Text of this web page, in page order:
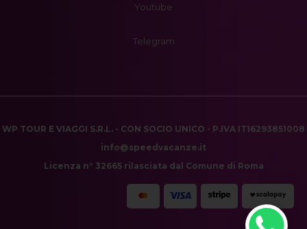
Youtube
Telegram
WP TOUR E VIAGGI S.R.L. - CON SOCIO UNICO - P.IVA IT16293851008
info@speedvacanze.it
Licenza n° 32665 rilasciata dal Comune di Roma